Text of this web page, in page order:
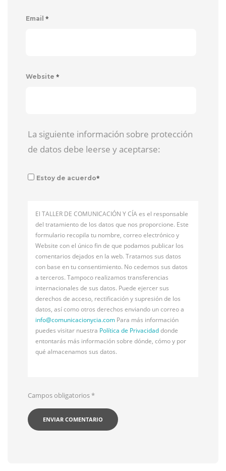
Email *
Website *
La siguiente información sobre protección
de datos debe leerse y aceptarse:
Estoy de acuerdo*
El TALLER DE COMUNICACIÓN Y CÍA es el responsable
del tratamiento de los datos que nos proporcione. Este
formulario recopila tu nombre, correo electrónico y
Website con el único fin de que podamos publicar los
comentarios dejados en la web. Tratamos sus datos
con base en tu consentimiento. No cedemos sus datos
a terceros. Tampoco realizamos transferencias
internacionales de sus datos. Puede ejercer sus
derechos de acceso, rectificación y supresión de los
datos, así como otros derechos enviando un correo a
info@comunicacionycia.com Para más información
puedes visitar nuestra Política de Privacidaddonde
entontarás más información sobre dónde, cómo y por
qué almacenamos sus datos.
Campos obligatorios*